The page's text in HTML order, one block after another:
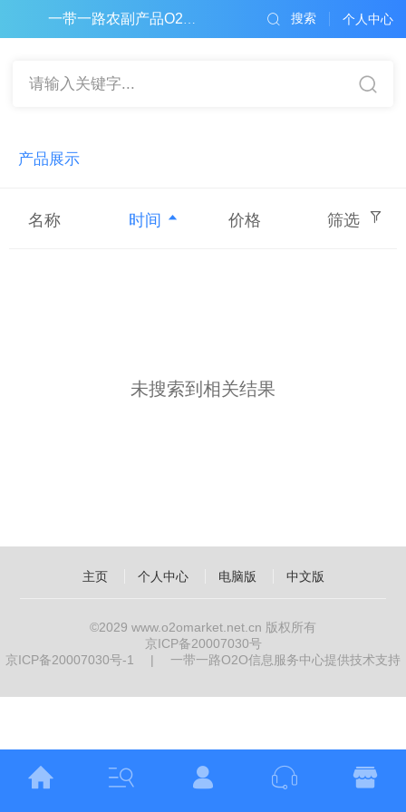
一带一路农副产品O2O电子商务平台 个人中心
搜索
请输入关键字...
产品展示
名称 时间 价格 筛选
未搜索到相关结果
主页 个人中心 电脑版 中文版
©2029 www.o2omarket.net.cn 版权所有
京ICP备20007030号
京ICP备20007030号-1
| 一带一路O2O信息服务中心提供技术支持